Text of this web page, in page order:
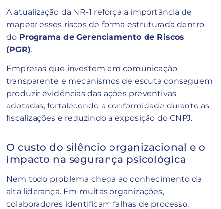
A atualização da NR-1 reforça a importância de
mapear esses riscos de forma estruturada dentro
do Programa de Gerenciamento de Riscos
(PGR).
Empresas que investem em comunicação
transparente e mecanismos de escuta conseguem
produzir evidências das ações preventivas
adotadas, fortalecendo a conformidade durante as
fiscalizações e reduzindo a exposição do CNPJ.
O custo do silêncio organizacional e o
impacto na segurança psicológica
Nem todo problema chega ao conhecimento da
alta liderança. Em muitas organizações,
colaboradores identificam falhas de processo,